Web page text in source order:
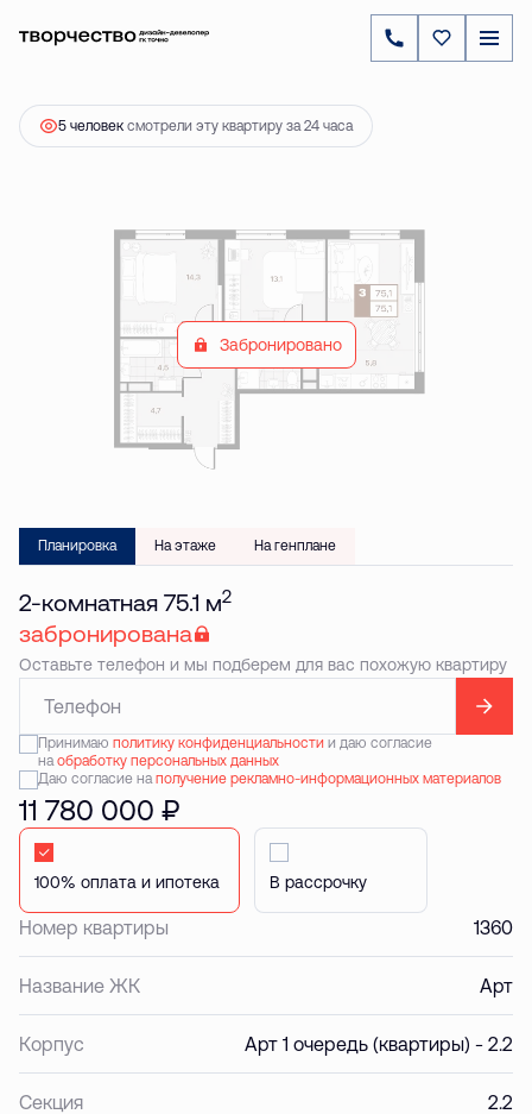
2-комнатная75.1 м 11 780 000 ₽
5 человек смотрели эту квартиру за 24 часа
Забронировано
Планировка На этаже На генплане
2-комнатная 75.1 м2
забронирована
Оставьте телефон и мы подберем для вас похожую квартиру
Принимаю политику конфиденциальностии даю согласие
наобработку персональных данных
Даю согласие наполучение рекламно-информационных материалов
11 780 000 ₽
Стандартная В рассрочку
Номер квартиры 1360
Название ЖК Арт
Корпус Арт 1 очередь (квартиры) - 2.2
Секция 2.2